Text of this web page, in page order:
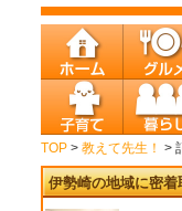
TOP> 教えて先生！ >
伊勢崎の地域に密